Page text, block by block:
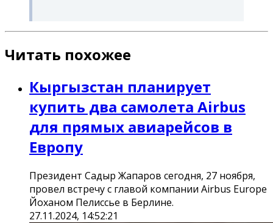
Читать похожее
Кыргызстан планирует
купить два самолета Airbus
для прямых авиарейсов в
Европу
Президент Садыр Жапаров сегодня, 27 ноября,
провел встречу с главой компании Airbus Europe
Йоханом Пелиссье в Берлине.
27.11.2024, 14:52:21